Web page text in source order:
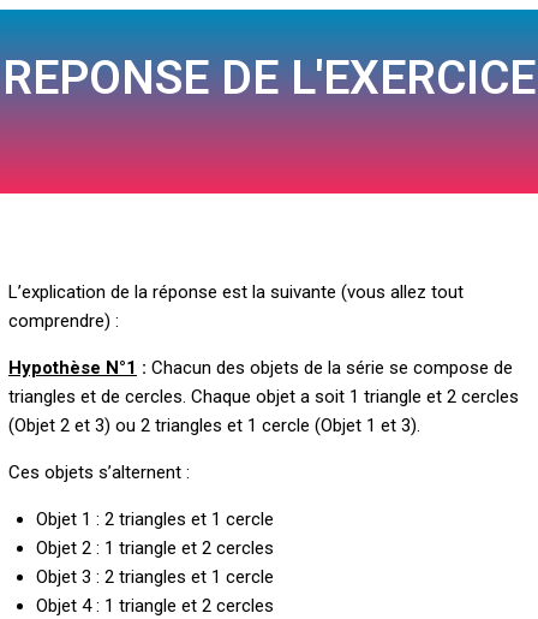
REPONSE DE L'EXERCICE
L’explication de la réponse est la suivante (vous allez tout
comprendre) :
Hypothèse N°1 : Chacun des objets de la série se compose de
triangles et de cercles. Chaque objet a soit 1 triangle et 2 cercles
(Objet 2 et 3) ou 2 triangles et 1 cercle (Objet 1 et 3).
Ces objets s’alternent :
Objet 1 : 2 triangles et 1 cercle
Objet 2 : 1 triangle et 2 cercles
Objet 3 : 2 triangles et 1 cercle
Objet 4 : 1 triangle et 2 cercles